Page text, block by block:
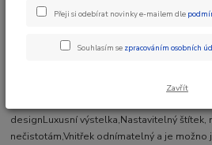
Upevnění štítku na Alu šrouby.Konstrukce:
designLuxusní výstelka,Nastavitelný štítek,
nečistotám,Vnitřek odnímatelný a je možno
Přeji si odebírat novinky e-mailem dle
Souhlasím se zpracováním osobních
Zavřít